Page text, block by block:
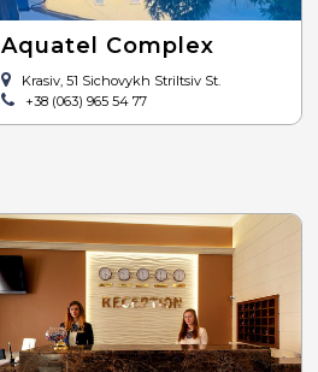
Aquatel Complex
Krasiv, 51 Sichovykh Striltsiv St.
+38 (063) 965 54 77